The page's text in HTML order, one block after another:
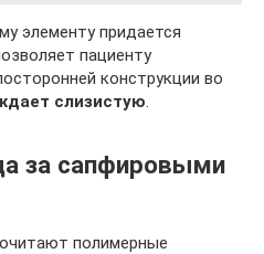
элементу придается
пациенту
конструкции во
слизистую.
за сапфировыми
полимерные